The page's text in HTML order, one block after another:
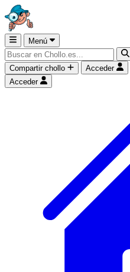
Menú
Compartir chollo
Acceder
Acceder